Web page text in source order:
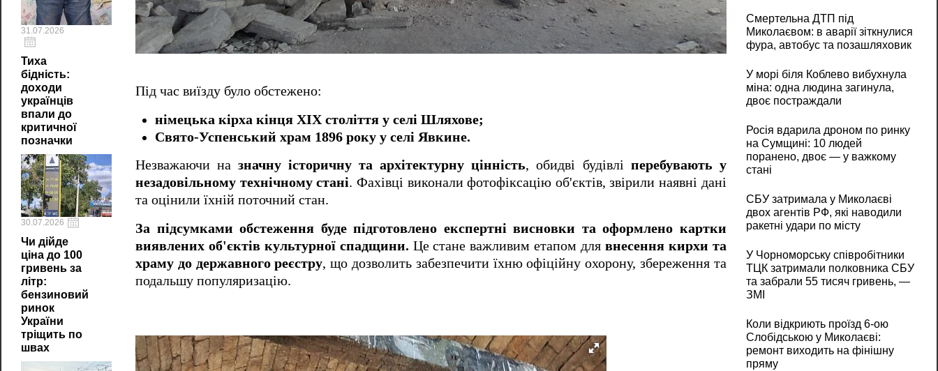
31.07.2026
Тиха
бідність:
доходи
українців
впали до
критичної
позначки
30.07.2026
Чи дійде
ціна до 100
гривень за
літр:
бензиновий
ринок
України
тріщить по
швах
Під час виїзду було обстежено:
німецька кірха кінця XIX століття у селі Шляхове;
Свято-Успенський храм 1896 року у селі Явкине.
Незважаючи назначну історичну та архітектурну цінність, обидві будівлі перебувають у
незадовільному технічному стані. Фахівці виконали фотофіксацію об'єктів, звірили наявні дані
та оцінили їхній поточний стан.
За підсумками обстеження буде підготовлено експертні висновки та оформлено картки
виявлених об'єктів культурної спадщини. Це стане важливим етапом для внесення кирхи та
храму до державного реєстру, що дозволить забезпечити їхню офіційну охорону, збереження та
подальшу популяризацію.
Смертельна ДТП під
Миколаєвом: в аварії зіткнулися
фура, автобус та позашляховик
У морі біля Коблево вибухнула
міна: одна людина загинула,
двоє постраждали
Росія вдарила дроном по ринку
на Сумщині: 10 людей
поранено, двоє — у важкому
стані
СБУ затримала у Миколаєві
двох агентів РФ, які наводили
ракетні удари по місту
У Чорноморську співробітники
ТЦК затримали полковника СБУ
та забрали 55 тисяч гривень, —
ЗМІ
Коли відкриють проїзд 6-ою
Слобідською у Миколаєві:
ремонт виходить на фінішну
пряму